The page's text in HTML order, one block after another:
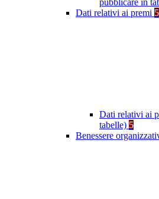
pubblicare in
Dati relativi ai premi 5
Dati relativi ai
tabelle) 5
Benessere